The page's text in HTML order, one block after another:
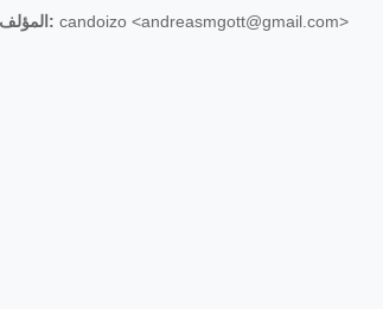
المؤلف: candoizo <andreasmgott@gmail.com>